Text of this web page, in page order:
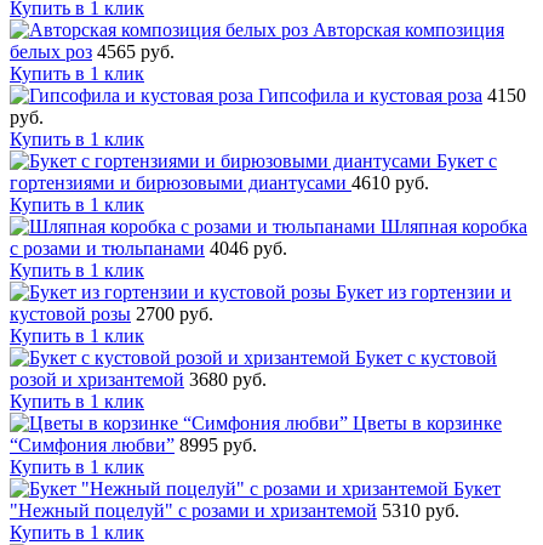
Купить в 1 клик
Авторская композиция
белых роз 4565 руб.
Купить в 1 клик
Гипсофила и кустовая роза 4150
руб.
Купить в 1 клик
Букет с
гортензиями и бирюзовыми диантусами 4610 руб.
Купить в 1 клик
Шляпная коробка
с розами и тюльпанами 4046 руб.
Купить в 1 клик
Букет из гортензии и
кустовой розы 2700 руб.
Купить в 1 клик
Букет с кустовой
розой и хризантемой 3680 руб.
Купить в 1 клик
Цветы в корзинке
“Симфония любви” 8995 руб.
Купить в 1 клик
Букет
"Нежный поцелуй" с розами и хризантемой 5310 руб.
Купить в 1 клик